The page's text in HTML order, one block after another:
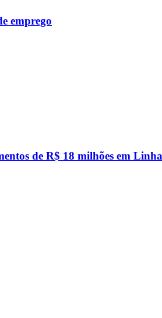
emprego
de R$ 18 milhões em